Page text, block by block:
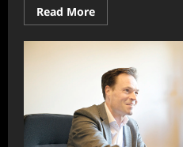
Read MoreRead
more
mit
hoher
Prozessqualität